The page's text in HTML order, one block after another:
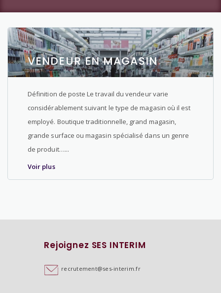
VENDEUR EN MAGASIN
Définition de poste Le travail du vendeur varie
considérablement suivant le type de magasin où il est
employé. Boutique traditionnelle, grand magasin,
grande surface ou magasin spécialisé dans un genre
de produit…...
Voir plus
Rejoignez SES INTERIM
recrutement@ses-interim.fr